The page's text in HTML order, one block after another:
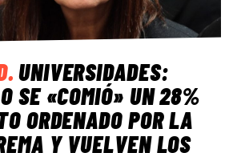
.UNIVERSIDADES:
SE «COMIÓ» UN 28%
ORDENADO POR LA
Y VUELVEN LOS